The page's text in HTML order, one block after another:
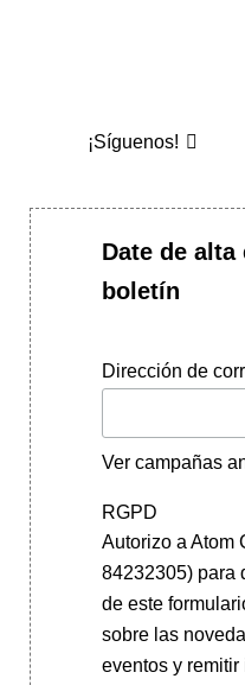
¡Síguenos!
Date de alta
boletín
Dirección de
Ver campañas
RGPD
Autorizo a Atom
84232305) para
de este
sobre las
eventos y remitir